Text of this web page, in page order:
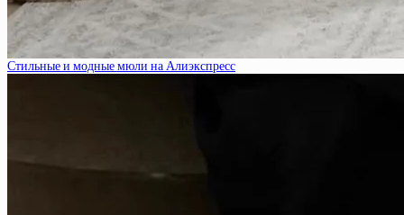
Стильные и модные мюли на Алиэкспресс